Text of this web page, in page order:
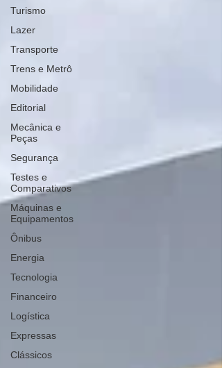
Turismo
Lazer
Transporte
Trens e Metrô
Mobilidade
Editorial
Mecânica e
Peças
Segurança
Testes e
Comparativos
Máquinas e
Equipamentos
Ônibus
Energia
Tecnologia
Financeiro
Logística
Expressas
Clássicos